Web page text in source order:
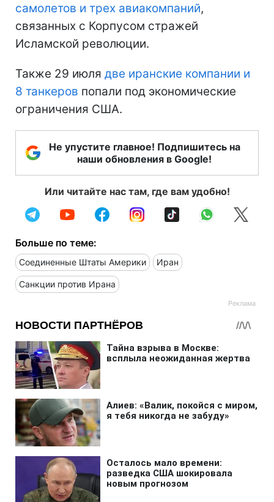
самолетов и трех авиакомпаний,
связанных с Корпусом стражей
Исламской революции.
Также 29 июля две иранские компании и
8 танкеров попали под экономические
ограничения США.
Не упустите главное! Подпишитесь на
наши обновления в Google!
Или читайте нас там, где вам удобно!
Больше по теме:
Соединенные Штаты Америки Иран
Санкции против Ирана